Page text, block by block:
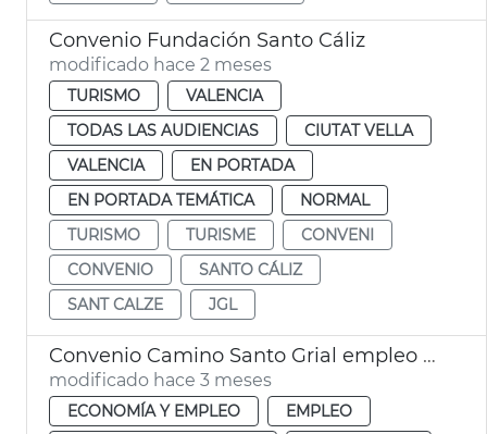
Convenio Fundación Santo Cáliz
modificado hace 2 meses
TURISMO
VALENCIA
TODAS LAS AUDIENCIAS
CIUTAT VELLA
VALENCIA
EN PORTADA
EN PORTADA TEMÁTICA
NORMAL
TURISMO
TURISME
CONVENI
CONVENIO
SANTO CÁLIZ
SANT CALZE
JGL
Convenio Camino Santo Grial empleo y proyección internacional
modificado hace 3 meses
ECONOMÍA Y EMPLEO
EMPLEO